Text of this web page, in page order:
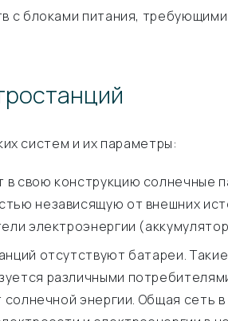
блоками питания,
систем и их параметры:
в свою конструкцию солнечные
независящую от внешних
электроэнергии
отсутствуют батареи.
различными
энергии. Общая сеть